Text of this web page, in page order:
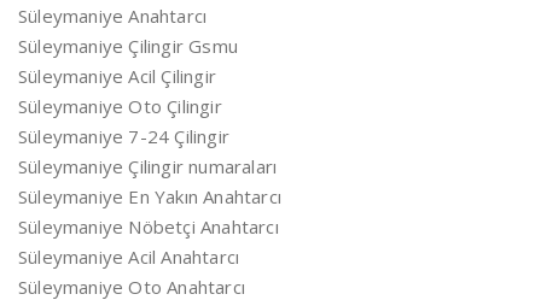
Süleymaniye Anahtarcı
Süleymaniye Çilingir Gsmu
Süleymaniye Acil Çilingir
Süleymaniye Oto Çilingir
Süleymaniye 7-24 Çilingir
Süleymaniye Çilingir numaraları
Süleymaniye En Yakın Anahtarcı
Süleymaniye Nöbetçi Anahtarcı
Süleymaniye Acil Anahtarcı
Süleymaniye Oto Anahtarcı